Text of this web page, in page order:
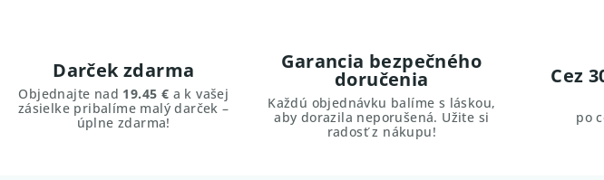
Darček zdarma
Objednajte nad 19.45 € a k vašej
zásielke pribalíme malý darček –
úplne zdarma!
Garancia bezpečného
doručenia
Každú objednávku balíme s láskou,
aby dorazila neporušená. Užite si
radosť z nákupu!
Cez
po